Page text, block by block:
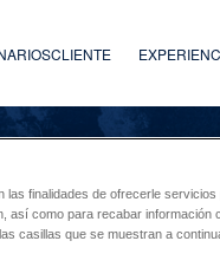
CLIENTE
finalidades de ofrecerle
así como para recabar información
casillas que se muestran a